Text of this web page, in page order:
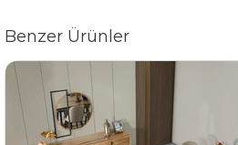
Benzer Ürünler